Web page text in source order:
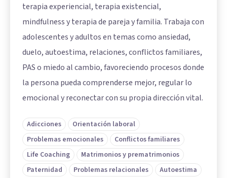
terapia experiencial, terapia existencial,
mindfulness y terapia de pareja y familia. Trabaja con
adolescentes y adultos en temas como ansiedad,
duelo, autoestima, relaciones, conflictos familiares,
PAS o miedo al cambio, favoreciendo procesos donde
la persona pueda comprenderse mejor, regular lo
emocional y reconectar con su propia dirección vital.
Adicciones
Orientación laboral
Problemas emocionales
Conflictos familiares
Life Coaching
Matrimonios y prematrimonios
Paternidad
Problemas relacionales
Autoestima